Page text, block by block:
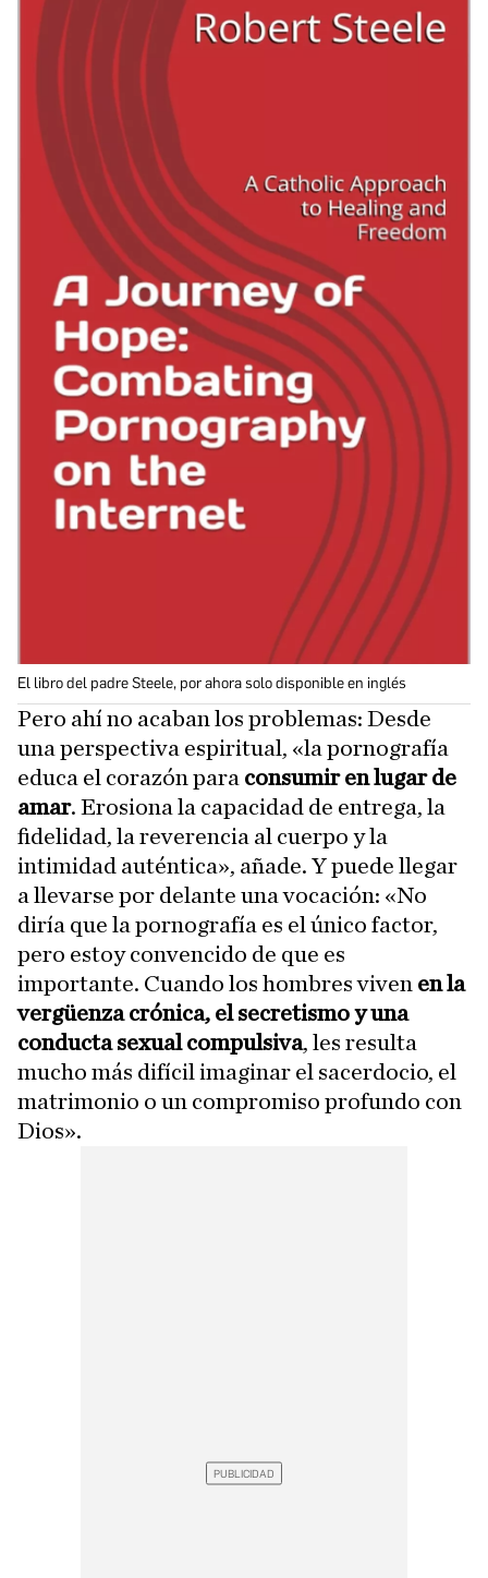
El libro del padre Steele, por ahora solo disponible en inglés
Pero ahí no acaban los problemas: Desde
una perspectiva espiritual, «la pornografía
educa el corazón para consumir en lugar de
amar. Erosiona la capacidad de entrega, la
fidelidad, la reverencia al cuerpo y la
intimidad auténtica», añade. Y puede llegar
a llevarse por delante una vocación: «No
diría que la pornografía es el único factor,
pero estoy convencido de que es
importante. Cuando los hombres viven en la
vergüenza crónica, el secretismo y una
conducta sexual compulsiva, les resulta
mucho más difícil imaginar el sacerdocio, el
matrimonio o un compromiso profundo con
Dios».